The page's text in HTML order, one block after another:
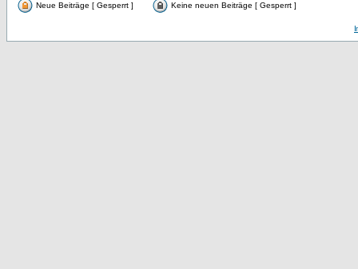
Neue Beiträge [ Gesperrt ]
Keine neuen Beiträge [ Gesperrt ]